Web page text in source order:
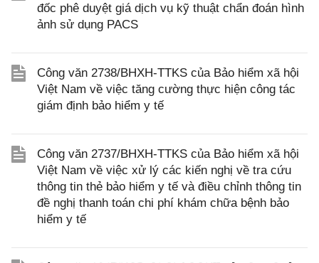
đốc phê duyệt giá dịch vụ kỹ thuật chẩn đoán hình
ảnh sử dụng PACS
Công văn 2738/BHXH-TTKS của Bảo hiểm xã hội
Việt Nam về việc tăng cường thực hiện công tác
giám định bảo hiểm y tế
Công văn 2737/BHXH-TTKS của Bảo hiểm xã hội
Việt Nam về việc xử lý các kiến nghị về tra cứu
thông tin thẻ bảo hiểm y tế và điều chỉnh thông tin
đề nghị thanh toán chi phí khám chữa bệnh bảo
hiểm y tế